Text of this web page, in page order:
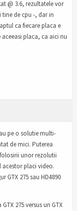
@ 3.6, rezultatele vor
de cpu -, dar in
ca fiecare placa e
placa, ca aici nu
pe o solutie multi-
de mici. Puterea
unor rezolutii
acestor placi video.
GTX 275 sau HD4890
275 versus un GTX